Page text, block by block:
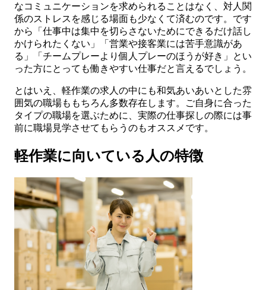
なコミュニケーションを求められることはなく、対人関
係のストレスを感じる場面も少なくて済むのです。です
から「仕事中は集中を切らさないためにできるだけ話し
かけられたくない」「営業や接客業には苦手意識があ
る」「チームプレーより個人プレーのほうが好き」とい
った方にとっても働きやすい仕事だと言えるでしょう。
とはいえ、軽作業の求人の中にも和気あいあいとした雰
囲気の職場ももちろん多数存在します。ご自身に合った
タイプの職場を選ぶために、実際の仕事探しの際には事
前に職場見学させてもらうのもオススメです。
軽作業に向いている人の特徴